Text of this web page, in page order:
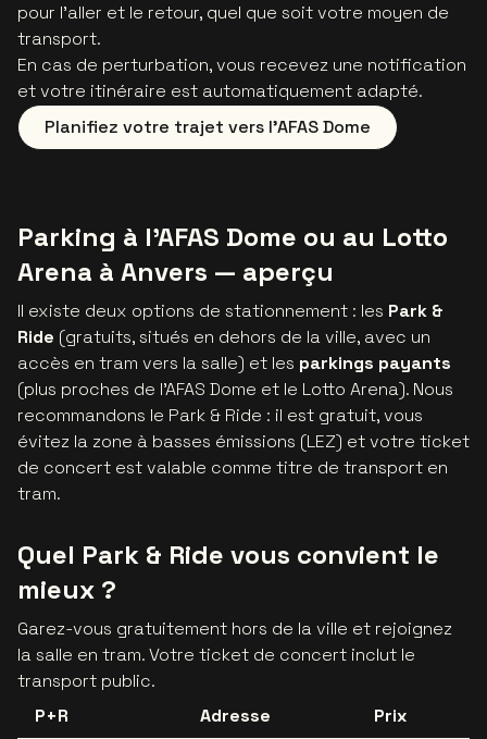
pour l’aller et le retour, quel que soit votre moyen de
transport.
En cas de perturbation, vous recevez une notification
et votre itinéraire est automatiquement adapté.
Planifiez votre trajet vers l’AFAS Dome
Parking à l’AFAS Dome ou au Lotto
Arena à Anvers — aperçu
Il existe deux options de stationnement : les Park &
Ride (gratuits, situés en dehors de la ville, avec un
accès en tram vers la salle) et les parkings payants
(plus proches de l’AFAS Dome et le Lotto Arena). Nous
recommandons le Park & Ride : il est gratuit, vous
évitez la zone à basses émissions (LEZ) et votre ticket
de concert est valable comme titre de transport en
tram.
Quel Park & Ride vous convient le
mieux ?
Garez-vous gratuitement hors de la ville et rejoignez
la salle en tram. Votre ticket de concert inclut le
transport public.
P+R
Adresse
Prix